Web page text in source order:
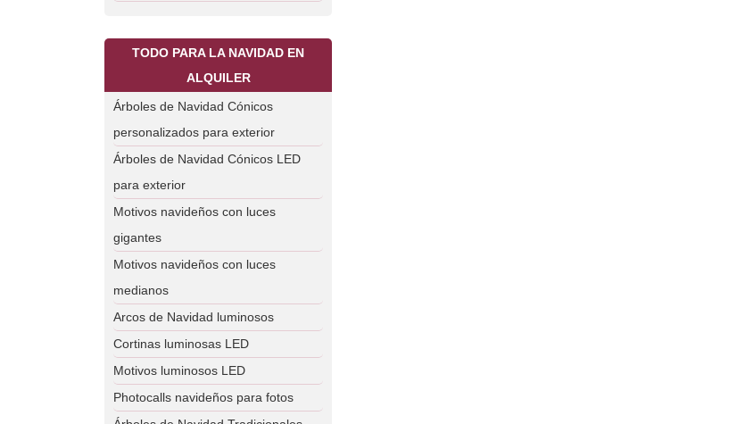
TODO PARA LA NAVIDAD EN
ALQUILER
Árboles de Navidad Cónicos
personalizados para exterior
Árboles de Navidad Cónicos LED
para exterior
Motivos navideños con luces
gigantes
Motivos navideños con luces
medianos
Arcos de Navidad luminosos
Cortinas luminosas LED
Motivos luminosos LED
Photocalls navideños para fotos